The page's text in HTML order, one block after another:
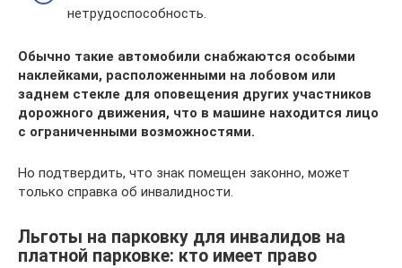
нетрудоспособность.
Обычно такие автомобили снабжаются особыми
наклейками, расположенными на лобовом или
заднем стекле для оповещения других участников
дорожного движения, что в машине находится лицо
с ограниченными возможностями.
Но подтвердить, что знак помещен законно, может
только справка об инвалидности.
Льготы на парковку для инвалидов на
платной парковке: кто имеет право